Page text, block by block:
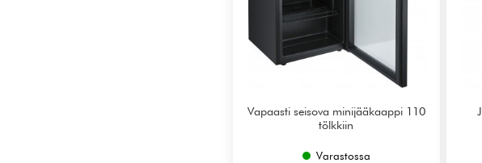
Vapaasti seisova minijääkaappi 110
tölkkiin
Varastossa